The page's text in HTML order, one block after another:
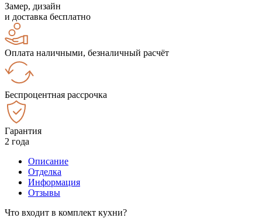
Замер, дизайн
и доставка бесплатно
Оплата наличными, безналичный расчёт
Беспроцентная рассрочка
Гарантия
2 года
Описание
Отделка
Информация
Отзывы
Что входит в комплект кухни?